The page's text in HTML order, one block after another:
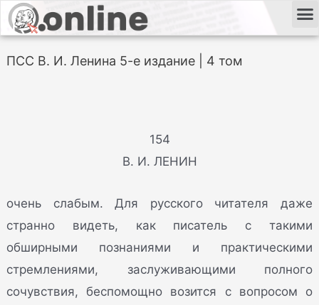
ПСС В. И. Ленина 5-е издание | 4 том
154
В. И. ЛЕНИН
очень слабым. Для русского читателя даже
странно видеть, как писатель с такими
обширными познаниями и практическими
стремлениями, заслуживающими полного
сочувствия, беспомощно возится с вопросом о